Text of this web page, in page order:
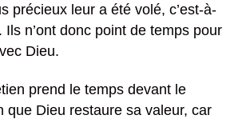
précieux leur a été volé, c’est-à-
Ils n’ont donc point de temps pour
Dieu.
prend le temps devant le
que Dieu restaure sa valeur, car